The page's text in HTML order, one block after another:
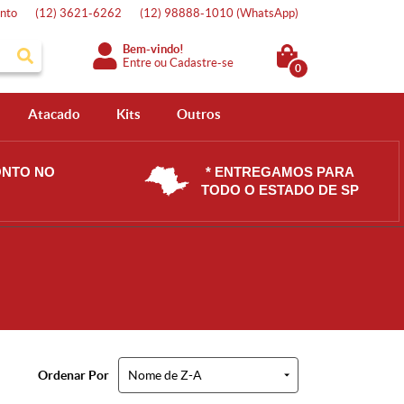
(12) 3621-6262 (12) 98888-1010 (WhatsApp)
Bem-vindo!
Entre ouCadastre-se 0
Atacado Kits Outros
NO
* ENTREGAMOS PARA
TODO O ESTADO DE SP
Ordenar Por Nome de Z-A